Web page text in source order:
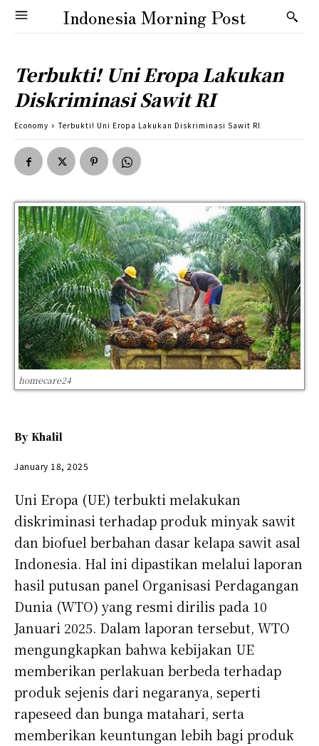
Indonesia Morning Post
Terbukti! Uni Eropa Lakukan
Diskriminasi Sawit RI
Economy Terbukti! Uni Eropa Lakukan Diskriminasi Sawit RI
homecare24
By Khalil
January 18, 2025
Uni Eropa (UE) terbukti melakukan
diskriminasi terhadap produk minyak sawit
dan biofuel berbahan dasar kelapa sawit asal
Indonesia. Hal ini dipastikan melalui laporan
hasil putusan panel Organisasi Perdagangan
Dunia (WTO) yang resmi dirilis pada 10
Januari 2025. Dalam laporan tersebut, WTO
mengungkapkan bahwa kebijakan UE
memberikan perlakuan berbeda terhadap
produk sejenis dari negaranya, seperti
rapeseed dan bunga matahari, serta
memberikan keuntungan lebih bagi produk